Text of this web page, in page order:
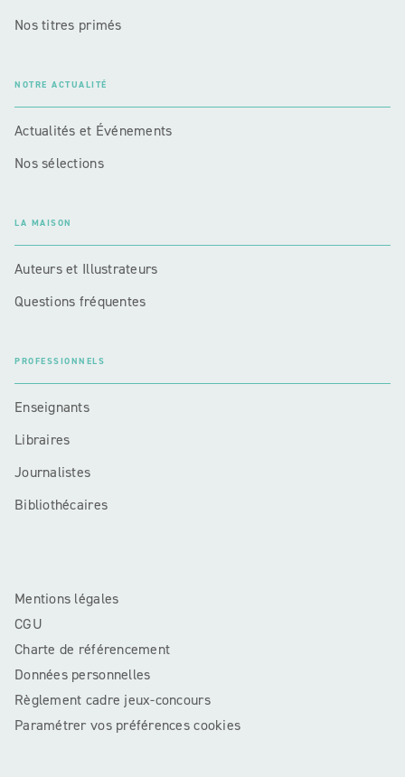
Nos titres primés
NOTRE ACTUALITÉ
Actualités et Événements
Nos sélections
LA MAISON
Auteurs et Illustrateurs
Questions fréquentes
PROFESSIONNELS
Enseignants
Libraires
Journalistes
Bibliothécaires
Mentions légales
CGU
Charte de référencement
Données personnelles
Règlement cadre jeux-concours
Paramétrer vos préférences cookies